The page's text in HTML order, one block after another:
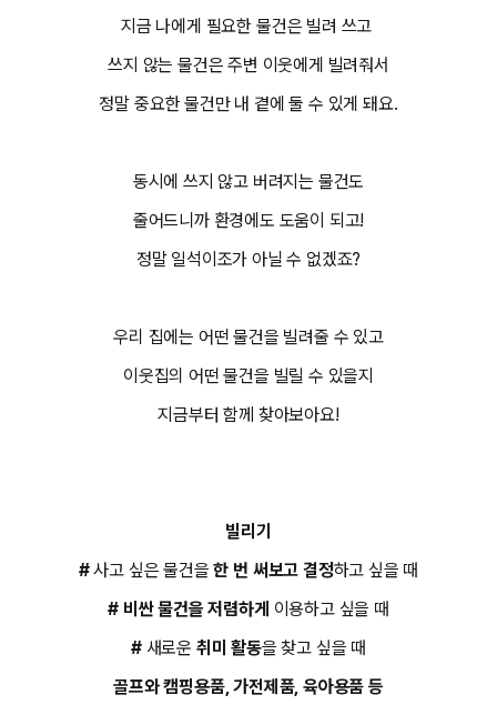
지금 나에게 필요한 물건은 빌려 쓰고
쓰지 않는 물건은 주변 이웃에게 빌려줘서
정말 중요한 물건만 내 곁에 둘 수 있게 돼요.
동시에 쓰지 않고 버려지는 물건도
줄어드니까 환경에도 도움이 되고!
정말 일석이조가 아닐 수 없겠죠?
우리 집에는 어떤 물건을 빌려줄 수 있고
이웃집의 어떤 물건을 빌릴 수 있을지
지금부터 함께 찾아보아요!
빌리기
#사고 싶은 물건을 한 번 써보고 결정하고 싶을 때
# 비싼 물건을 저렴하게 이용하고 싶을 때
#새로운 취미 활동을 찾고 싶을 때
골프와 캠핑용품, 가전제품, 육아용품 등